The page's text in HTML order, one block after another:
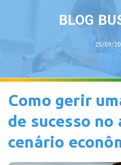
BLOG
25/09/
Como gerir
de sucesso no
cenário